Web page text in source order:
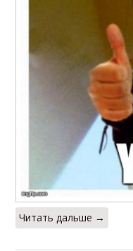
Читать дальше →